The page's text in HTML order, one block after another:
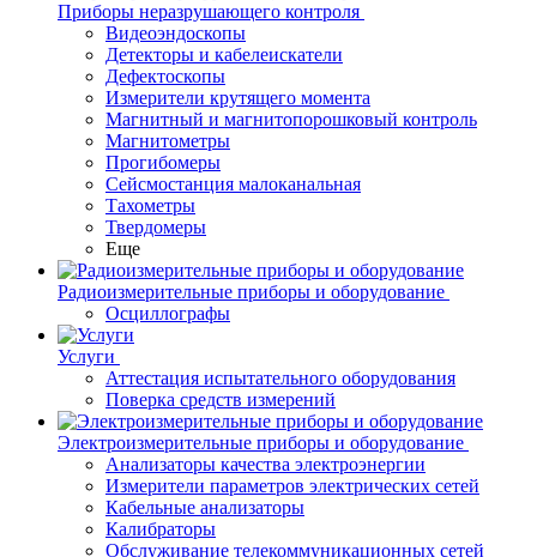
Приборы неразрушающего контроля
Видеоэндоскопы
Детекторы и кабелеискатели
Дефектоскопы
Измерители крутящего момента
Магнитный и магнитопорошковый контроль
Магнитометры
Прогибомеры
Сейсмостанция малоканальная
Тахометры
Твердомеры
Еще
Радиоизмерительные приборы и оборудование
Осциллографы
Услуги
Аттестация испытательного оборудования
Поверка средств измерений
Электроизмерительные приборы и оборудование
Анализаторы качества электроэнергии
Измерители параметров электрических сетей
Кабельные анализаторы
Калибраторы
Обслуживание телекоммуникационных сетей